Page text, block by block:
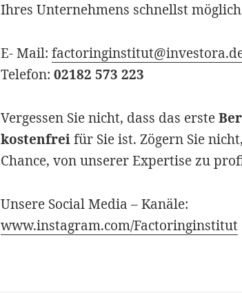
Ihres Unternehmens schnellst
E- Mail:
Telefon:02182 573 223
Vergessen Sie nicht, dass das erste
kostenfreifür Sie ist. Zögern Sie
Chance, von unserer Expertise zu
Unsere Social Media – Kanäle:
www.instagram.com/Factoringinstitut